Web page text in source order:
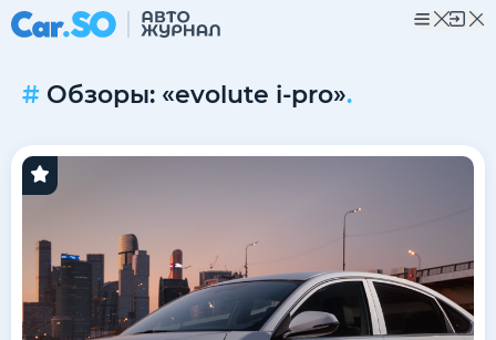
Обзоры: «evolute i-pro».